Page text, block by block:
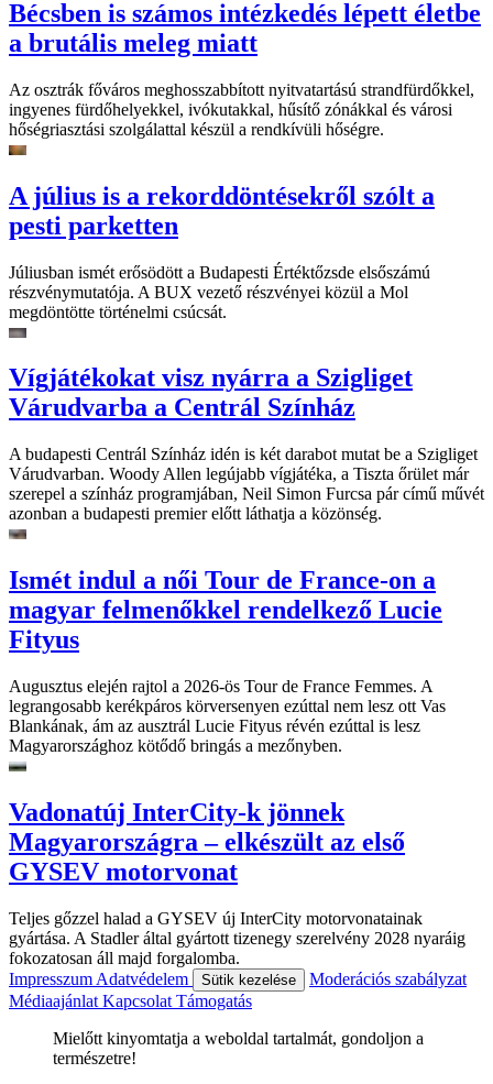
Bécsben is számos intézkedés lépett életbe
a brutális meleg miatt
Az osztrák főváros meghosszabbított nyitvatartású strandfürdőkkel,
ingyenes fürdőhelyekkel, ivókutakkal, hűsítő zónákkal és városi
hőségriasztási szolgálattal készül a rendkívüli hőségre.
A július is a rekorddöntésekről szólt a
pesti parketten
Júliusban ismét erősödött a Budapesti Értéktőzsde elsőszámú
részvénymutatója. A BUX vezető részvényei közül a Mol
megdöntötte történelmi csúcsát.
Vígjátékokat visz nyárra a Szigliget
Várudvarba a Centrál Színház
A budapesti Centrál Színház idén is két darabot mutat be a Szigliget
Várudvarban. Woody Allen legújabb vígjátéka, a Tiszta őrület már
szerepel a színház programjában, Neil Simon Furcsa pár című művét
azonban a budapesti premier előtt láthatja a közönség.
Ismét indul a női Tour de France-on a
magyar felmenőkkel rendelkező Lucie
Fityus
Augusztus elején rajtol a 2026-ös Tour de France Femmes. A
legrangosabb kerékpáros körversenyen ezúttal nem lesz ott Vas
Blankának, ám az ausztrál Lucie Fityus révén ezúttal is lesz
Magyarországhoz kötődő bringás a mezőnyben.
Vadonatúj InterCity-k jönnek
Magyarországra – elkészült az első
GYSEV motorvonat
Teljes gőzzel halad a GYSEV új InterCity motorvonatainak
gyártása. A Stadler által gyártott tizenegy szerelvény 2028 nyaráig
fokozatosan áll majd forgalomba.
Impresszum Adatvédelem Sütik kezelése
Moderációs szabályzat
Médiaajánlat Kapcsolat Támogatás
Mielőtt kinyomtatja a weboldal tartalmát, gondoljon a
természetre!